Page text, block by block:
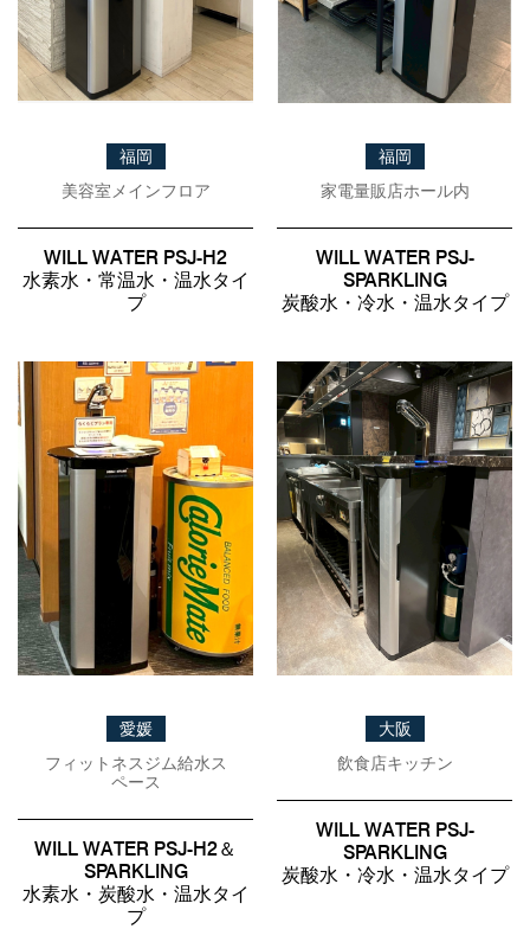
福岡
美容室メインフロア
WILL WATER PSJ-H2
水素水・常温水・温水タイ
プ
福岡
家電量販店ホール内
WILL WATER PSJ-
SPARKLING
炭酸水・冷水・温水タイプ
愛媛
フィットネスジム給水ス
ペース
WILL WATER PSJ-H2＆
SPARKLING
水素水・炭酸水・温水タイ
プ
大阪
飲食店キッチン
WILL WATER PSJ-
SPARKLING
炭酸水・冷水・温水タイプ